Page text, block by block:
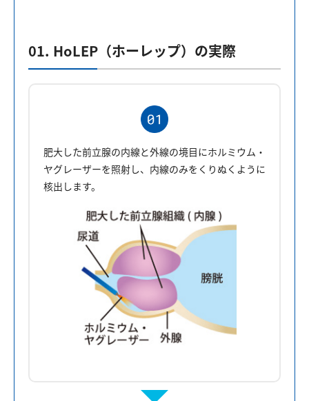
01. HoLEP（ホーレップ）の実際
肥大した前立腺の内線と外線の境目にホルミウム・
ヤグレーザーを照射し、内線のみをくりぬくように
核出します。